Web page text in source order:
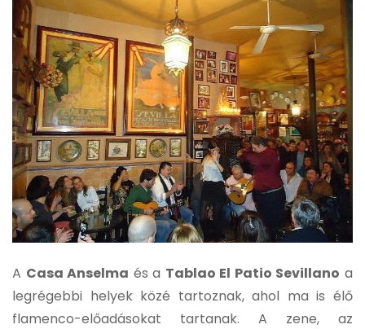
A Casa Anselma és a Tablao El Patio Sevillano a
legrégebbi helyek közé tartoznak, ahol ma is élő
flamenco-előadásokat tartanak. A zene, az